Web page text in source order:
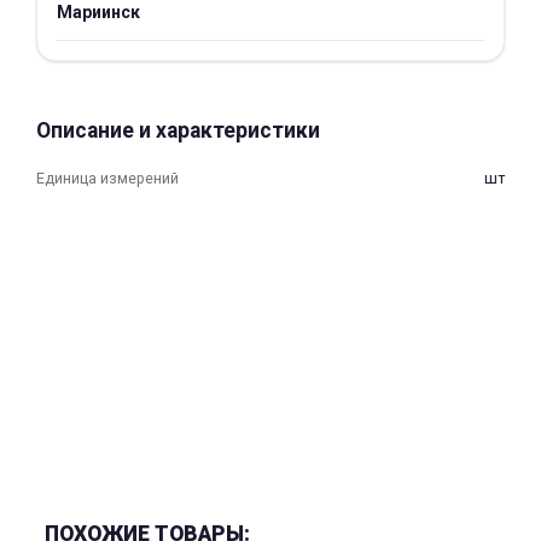
Мариинск
Описание и характеристики
Единица измерений шт
ПОХОЖИЕ ТОВАРЫ:
об оплате Плайтом
Остались вопросы?